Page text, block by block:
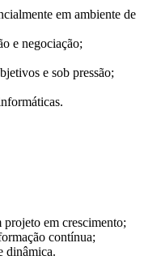
em ambiente de
e negociação;
e sob pressão;
em crescimento;
contínua;
dinâmica.